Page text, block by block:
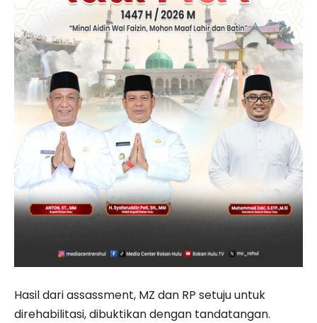
Hasil dari assassment, MZ dan RP setuju untuk
direhabilitasi, dibuktikan dengan tandatangan.